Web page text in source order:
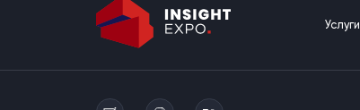
Услуги